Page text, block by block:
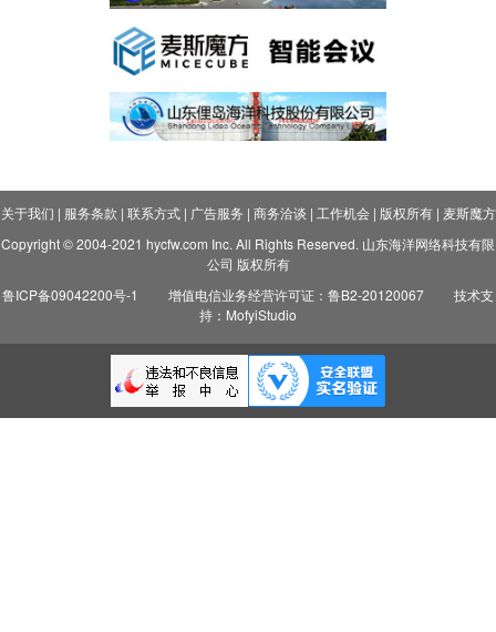
关于我们 | 服务条款 | 联系方式| 广告服务 | 商务洽谈 | 工作机会| 版权所有| 麦斯魔方
Copyright © 2004-2021 hycfw.com Inc. All Rights Reserved. 山东海洋网络科技有限
公司 版权所有
鲁ICP备09042200号-1
增值电信业务经营许可证：鲁B2-20120067
技术支
持：MofyiStudio